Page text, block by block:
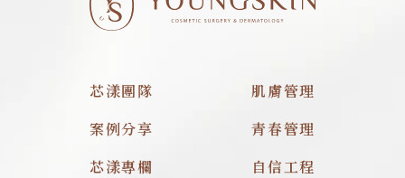
芯漾團隊
案例分享
芯漾專欄
肌膚管理
青春管理
自信工程